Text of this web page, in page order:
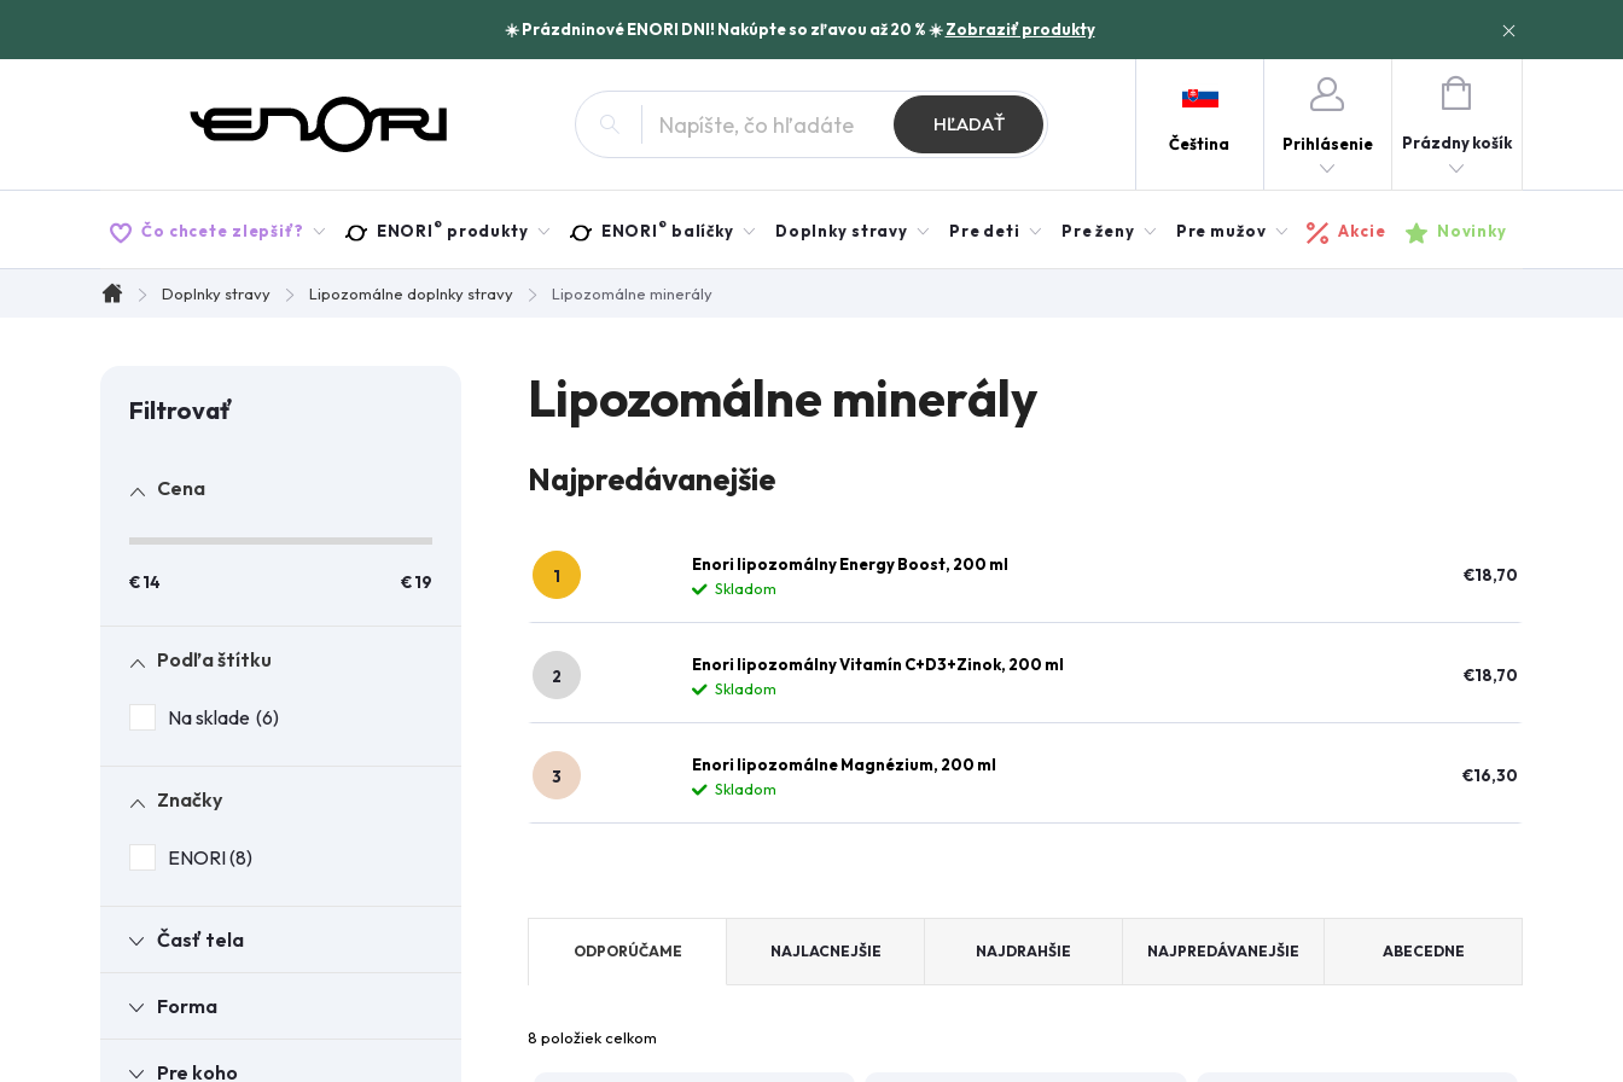
na
☀️ Prázdninové ENORI DNI! Nakúpte so zľavou až 20 % ☀️Zobraziť produkty
HĽADAŤ
Čeština Prihlásenie
NÁKUPNÝ
Prázdny košík
Čo chcete zlepšiť? ENORI ® produkty ENORI ® balíčky Doplnky stravy Pre deti Pre ženy Pre mužov Akcie Novinky
Domov
Doplnky stravy Lipozomálne doplnky stravy Lipozomálne minerály
Cena
€14 €19
Podľa štítku
Na sklade 6
Značky
ENORI 8
Časť tela
Forma
Pre koho
Lipozomálne minerály
Najpredávanejšie
Enori lipozomálny Energy Boost, 200 ml
Skladom
€18,70
Enori lipozomálny Vitamín C+D3+Zinok, 200 ml
Skladom
€18,70
Enori lipozomálne Magnézium, 200 ml
Skladom
€16,30
ODPORÚČAME NAJLACNEJŠIE NAJDRAHŠIE NAJPREDÁVANEJŠIE ABECEDNE
8 položiek celkom